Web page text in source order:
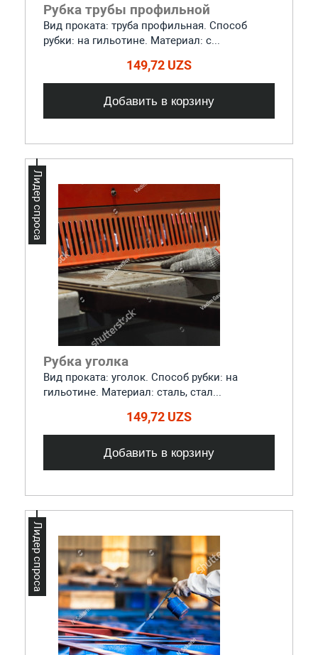
Рубка трубы профильной
Вид проката: труба профильная. Способ
рубки: на гильотине. Материал: с...
149,72 UZS
Добавить в корзину
Рубка уголка
Вид проката: уголок. Способ рубки: на
гильотине. Материал: сталь, стал...
149,72 UZS
Добавить в корзину
Лидер спроса
Лидер спроса